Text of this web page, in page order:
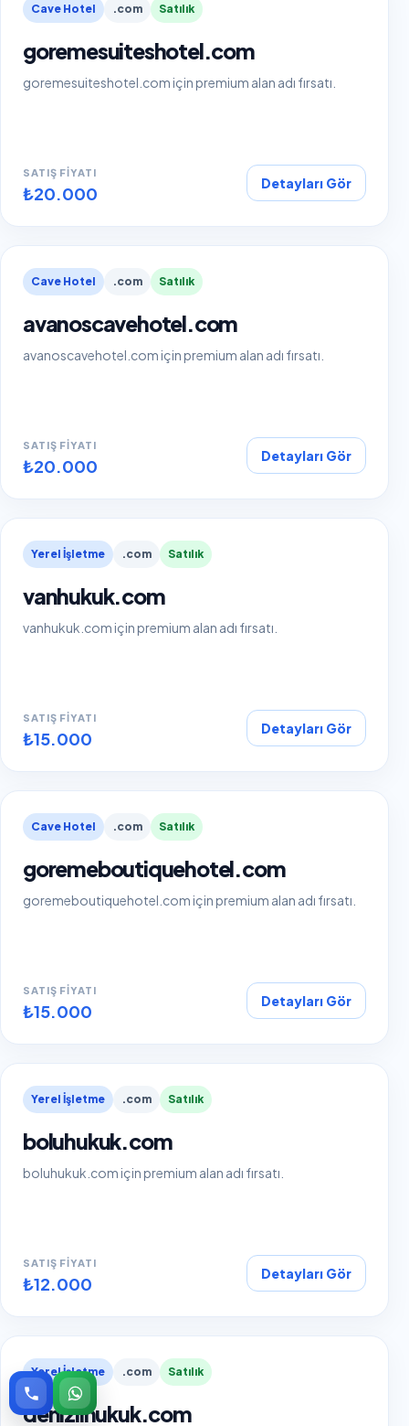
Cave Hotel .com Satılık
goremesuiteshotel.com
goremesuiteshotel.com için premium alan adı fırsatı.
SATIŞ FIYATI
₺20.000 Detayları Gör
Cave Hotel .com Satılık
avanoscavehotel.com
avanoscavehotel.com için premium alan adı fırsatı.
SATIŞ FIYATI
₺20.000 Detayları Gör
Yerel İşletme .com Satılık
vanhukuk.com
vanhukuk.com için premium alan adı fırsatı.
SATIŞ FIYATI
₺15.000 Detayları Gör
Cave Hotel .com Satılık
goremeboutiquehotel.com
goremeboutiquehotel.com için premium alan adı fırsatı.
SATIŞ FIYATI
₺15.000 Detayları Gör
Yerel İşletme .com Satılık
boluhukuk.com
boluhukuk.com için premium alan adı fırsatı.
SATIŞ FIYATI
₺12.000 Detayları Gör
Yerel İşletme .com Satılık
denizlihukuk.com